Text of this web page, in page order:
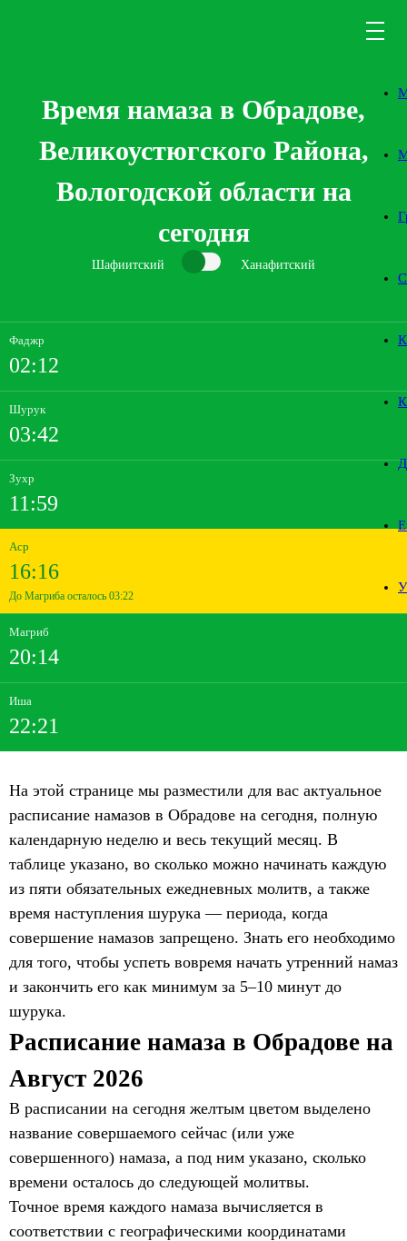
Время намаза в Обрадове,
Великоустюгского Района,
Вологодской области на
сегодня
Шафиитский Ханафитский
Фаджр
02:12
Шурук
03:42
Зухр
11:59
Аср
16:16
До Магриба осталось 03:22
Магриб
20:14
Иша
22:21
На этой странице мы разместили для вас актуальное
расписание намазов в Обрадове на сегодня, полную
календарную неделю и весь текущий месяц. В
таблице указано, во сколько можно начинать каждую
из пяти обязательных ежедневных молитв, а также
время наступления шурука — периода, когда
совершение намазов запрещено. Знать его необходимо
для того, чтобы успеть вовремя начать утренний намаз
и закончить его как минимум за 5–10 минут до
шурука.
Расписание намаза в Обрадове на
Август 2026
В расписании на сегодня желтым цветом выделено
название совершаемого сейчас (или уже
совершенного) намаза, а под ним указано, сколько
времени осталось до следующей молитвы.
Точное время каждого намаза вычисляется в
соответствии с географическими координатами